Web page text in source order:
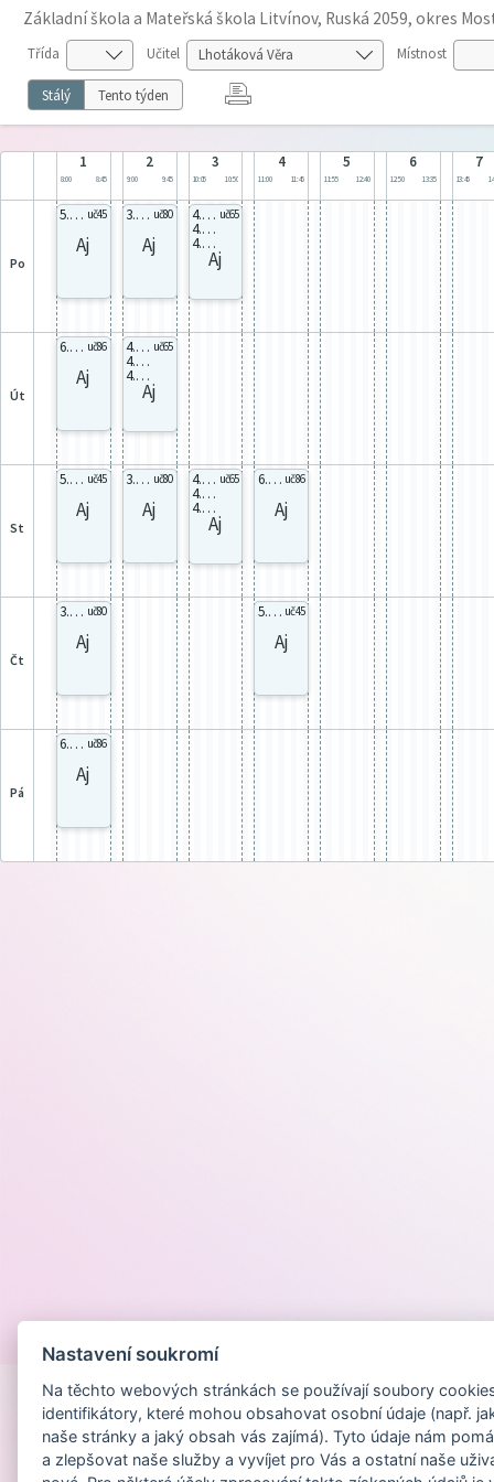
Základní škola a Mateřská škola Litvínov, Ruská 2059, okres
Třída Učitel Místnost
Stálý Tento týden
1
8:00 8:45
2
9:00 9:45
3
10:05 10:50
4
11:00 11:45
5
11:55 12:40
6
12:50 13:35
7
13:45
po
5.B Aj5B uč45
Aj
3.C Aj3C uč80
Aj
4.A Aj4Y
4.B Aj4Y
4.D Aj4Y
uč65
Aj
út
6.B Aj6B uč86
Aj
4.A Aj4Y
4.B Aj4Y
4.D Aj4Y
uč65
Aj
st
5.B Aj5B uč45
Aj
3.C Aj3C uč80
Aj
4.A Aj4Y
4.B Aj4Y
4.D Aj4Y
uč65
Aj
6.B Aj6B uč86
Aj
čt
3.C Aj3C uč80
Aj
5.B Aj5B uč45
Aj
pá
6.B Aj6B uč86
Aj
Nastavení soukromí
Na těchto webových stránkách se používají soubory
identifikátory, které mohou obsahovat osobní údaje (např.
naše stránky a jaký obsah vás zajímá). Tyto údaje nám
a zlepšovat naše služby a vyvíjet pro Vás a ostatní naše